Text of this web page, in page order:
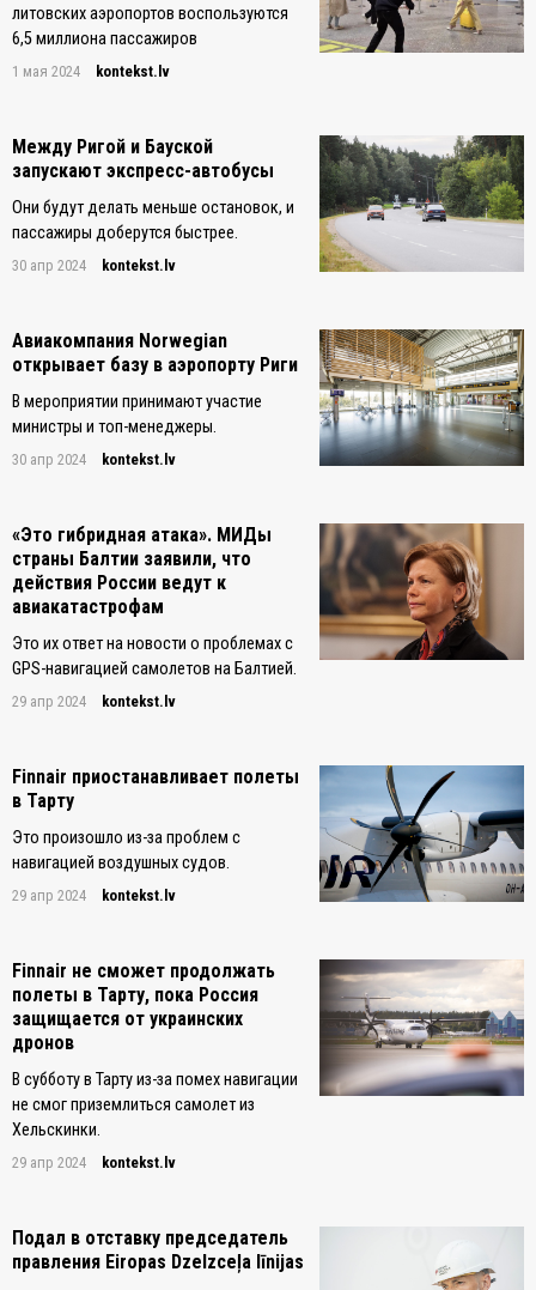
литовских аэропортов воспользуются
6,5 миллиона пассажиров
1 мая 2024 kontekst.lv
Между Ригой и Бауской
запускают экспресс-автобусы
Они будут делать меньше остановок, и
пассажиры доберутся быстрее.
30 апр 2024 kontekst.lv
Авиакомпания Norwegian
открывает базу в аэропорту Риги
В мероприятии принимают участие
министры и топ-менеджеры.
30 апр 2024 kontekst.lv
«Это гибридная атака». МИДы
страны Балтии заявили, что
действия России ведут к
авиакатастрофам
Это их ответ на новости о проблемах с
GPS-навигацией самолетов на Балтией.
29 апр 2024 kontekst.lv
Finnair приостанавливает полеты
в Тарту
Это произошло из-за проблем с
навигацией воздушных судов.
29 апр 2024 kontekst.lv
Finnair не сможет продолжать
полеты в Тарту, пока Россия
защищается от украинских
дронов
В субботу в Тарту из-за помех навигации
не смог приземлиться самолет из
Хельскинки.
29 апр 2024 kontekst.lv
Подал в отставку председатель
правления Eiropas Dzelzceļa līnijas